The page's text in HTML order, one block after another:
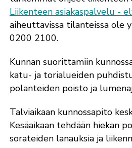
Liikenteen asiakaspalvelu -
aiheuttavissa tilanteissa ole
0200 2100.
Kunnan suorittamiin
katu- ja torialueiden
polanteiden poisto ja
Talviaikaan kunnossapito
Kesäaikaan tehdään hiekan
sorateiden lanauksia ja